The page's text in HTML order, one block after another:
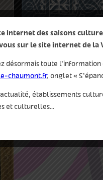
Visite-atelier
!’
internet des saisons
sur le site internet de la
désormais toute
chaumont.fr, onglet «
établissements
et culturelles…